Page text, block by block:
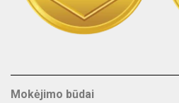
Mokėjimo būdai